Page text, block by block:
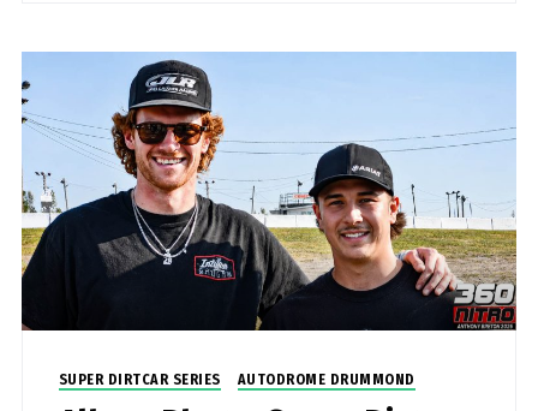
SUPER DIRTCAR SERIES AUTODROME DRUMMOND